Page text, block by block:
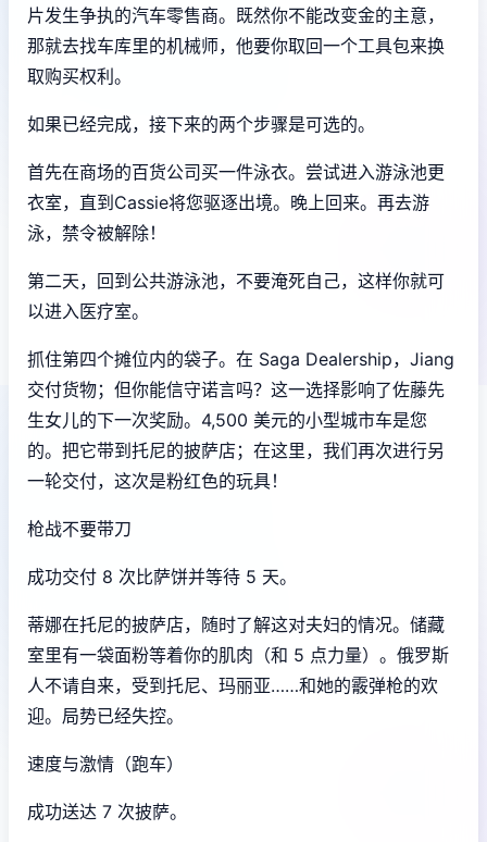
片发生争执的汽车零售商。既然你不能改变金的主意，
那就去找车库里的机械师，他要你取回一个工具包来换
取购买权利。
如果已经完成，接下来的两个步骤是可选的。
首先在商场的百货公司买一件泳衣。尝试进入游泳池更
衣室，直到Cassie将您驱逐出境。晚上回来。再去游
泳，禁令被解除！
第二天，回到公共游泳池，不要淹死自己，这样你就可
以进入医疗室。
抓住第四个摊位内的袋子。在 Saga Dealership，Jiang
交付货物；但你能信守诺言吗？这一选择影响了佐藤先
生女儿的下一次奖励。4,500 美元的小型城市车是您
的。把它带到托尼的披萨店；在这里，我们再次进行另
一轮交付，这次是粉红色的玩具！
枪战不要带刀
成功交付 8 次比萨饼并等待 5 天。
蒂娜在托尼的披萨店，随时了解这对夫妇的情况。储藏
室里有一袋面粉等着你的肌肉（和 5 点力量）。俄罗斯
人不请自来，受到托尼、玛丽亚……和她的霰弹枪的欢
迎。局势已经失控。
速度与激情（跑车）
成功送达 7 次披萨。